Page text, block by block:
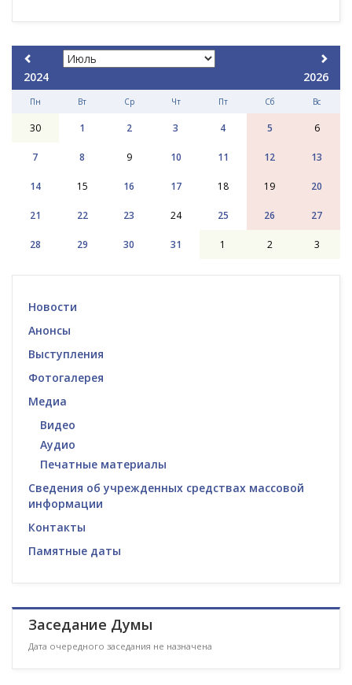
2024 2026
Пн Вт Ср Чт Пт Сб Вс
30 1 2 3 4 5 6
7 8 9 10 11 12 13
14 15 16 17 18 19 20
21 22 23 24 25 26 27
28 29 30 31 1 2 3
Новости
Анонсы
Выступления
Фотогалерея
Медиа
Видео
Аудио
Печатные материалы
Сведения об учрежденных средствах массовой
информации
Контакты
Памятные даты
Заседание Думы
Дата очередного заседания не назначена